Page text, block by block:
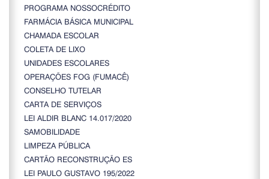
PROGRAMA NOSSOCRÉDITO
FARMÁCIA BÁSICA MUNICIPAL
CHAMADA ESCOLAR
COLETA DE LIXO
UNIDADES ESCOLARES
OPERAÇÕES FOG (FUMACÊ)
CONSELHO TUTELAR
CARTA DE SERVIÇOS
LEI ALDIR BLANC 14.017/2020
SAMOBILIDADE
LIMPEZA PÚBLICA
CARTÃO RECONSTRUÇÃO ES
LEI PAULO GUSTAVO 195/2022